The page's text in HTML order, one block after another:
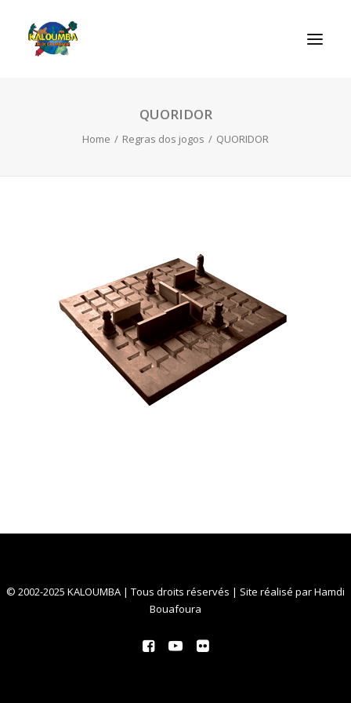
QUORIDOR
Home Regras dos jogos QUORIDOR
© 2002-2025 KALOUMBA | Tous droits réservés | Site réalisé parHamdi
Bouafoura